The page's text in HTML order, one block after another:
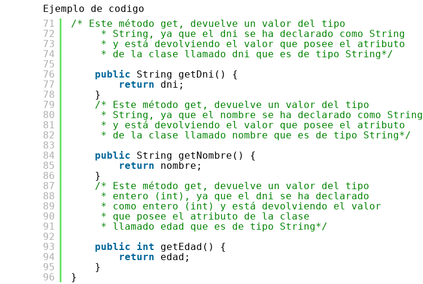
Ejemplo de codigo
71
72
73
74
75
76
77
78
79
80
81
82
83
84
85
86
87
88
89
90
91
92
93
94
95
96
/* Este método get, devuelve un valor del tipo
* String, ya que el dni se ha declarado como String
* y está devolviendo el valor que posee el atributo
* de la clase llamado dni que es de tipo String*/
public
String getDni() {
return
dni;
}
/* Este método get, devuelve un valor del tipo
* String, ya que el nombre se ha declarado como String
* y está devolviendo el valor que posee el atributo
* de la clase llamado nombre que es de tipo String*/
public
String getNombre() {
return
nombre;
}
/* Este método get, devuelve un valor del tipo
* entero (int), ya que el dni se ha declarado
* como entero (int) y está devolviendo el valor
* que posee el atributo de la clase
* llamado edad que es de tipo String*/
public
int
getEdad() {
return
edad;
}
}